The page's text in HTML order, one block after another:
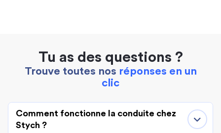
Tu as des questions ?
Trouve toutes nos réponses en un
clic
Comment fonctionne la conduite chez
Stych ?